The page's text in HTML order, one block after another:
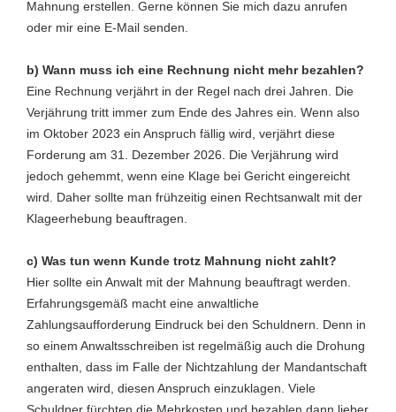
Mahnung erstellen. Gerne können Sie mich dazu anrufen
oder mir eine E-Mail senden.
b) Wann muss ich eine Rechnung nicht mehr bezahlen?
Eine Rechnung verjährt in der Regel nach drei Jahren. Die
Verjährung tritt immer zum Ende des Jahres ein. Wenn also
im Oktober 2023 ein Anspruch fällig wird, verjährt diese
Forderung am 31. Dezember 2026. Die Verjährung wird
jedoch gehemmt, wenn eine Klage bei Gericht eingereicht
wird. Daher sollte man frühzeitig einen Rechtsanwalt mit der
Klageerhebung beauftragen.
c) Was tun wenn Kunde trotz Mahnung nicht zahlt?
Hier sollte ein Anwalt mit der Mahnung beauftragt werden.
Erfahrungsgemäß macht eine anwaltliche
Zahlungsaufforderung Eindruck bei den Schuldnern. Denn in
so einem Anwaltsschreiben ist regelmäßig auch die Drohung
enthalten, dass im Falle der Nichtzahlung der Mandantschaft
angeraten wird, diesen Anspruch einzuklagen. Viele